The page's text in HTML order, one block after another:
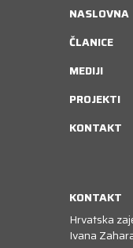
NASLOVNA
ČLANICE
MEDIJI
PROJEKTI
KONTAKT
KONTAKT
Hrvatska
Ivana